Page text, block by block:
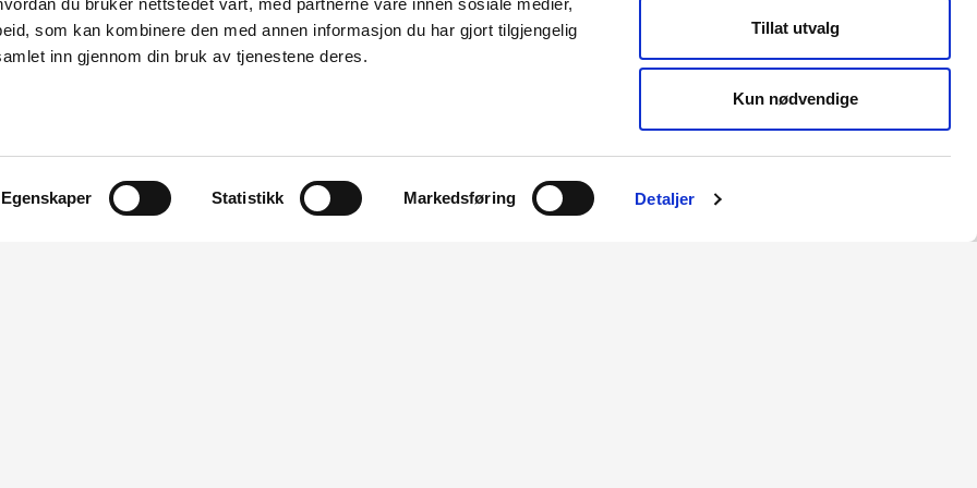
du bruker nettstedet vårt, med partnerne våre innen sosiale medier,
som kan kombinere den med annen informasjon du har gjort tilgjengelig
inn gjennom din bruk av tjenestene deres.
Egenskaper Statistikk Markedsføring Detaljer
Tillat utvalg
Kun nødvendige
i den øvste delen av røyrgata. Dette
på grunn av at det er urørt. I området
på 5,5 GWh, noko som svarar til